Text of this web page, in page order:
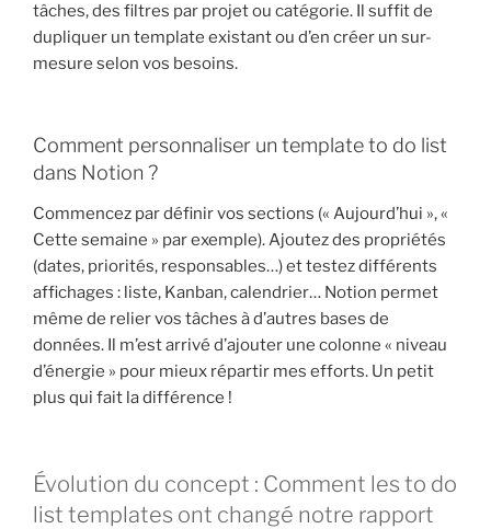
tâches, des filtres par projet ou catégorie. Il suffit de
dupliquer un template existant ou d’en créer un sur-
mesure selon vos besoins.
Comment personnaliser un template to do list
dans Notion ?
Commencez par définir vos sections (« Aujourd’hui », «
Cette semaine » par exemple). Ajoutez des propriétés
(dates, priorités, responsables…) et testez différents
affichages : liste, Kanban, calendrier… Notion permet
même de relier vos tâches à d’autres bases de
données. Il m’est arrivé d’ajouter une colonne « niveau
d’énergie » pour mieux répartir mes efforts. Un petit
plus qui fait la différence !
Évolution du concept : Comment les to do
list templates ont changé notre rapport